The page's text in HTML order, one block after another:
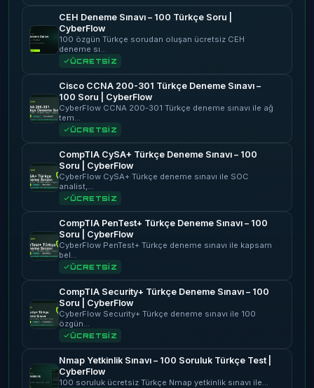
CEH Deneme Sınavı – 100 Türkçe Soru |
CyberFlow
100 özgün Türkçe sorudan oluşan ücretsiz CEH
deneme sı…
ÜCRETSİZ
Cisco CCNA 200-301 Türkçe Deneme Sınavı –
100 Soru | CyberFlow
CyberFlow CCNA 200-301 Türkçe deneme sınavı ile ağ
tem…
ÜCRETSİZ
CompTIA CySA+ Türkçe Deneme Sınavı – 100
Soru | CyberFlow
CyberFlow CySA+ Türkçe deneme sınavı ile SOC
analist,…
ÜCRETSİZ
CompTIA PenTest+ Türkçe Deneme Sınavı – 100
Soru | CyberFlow
CyberFlow PenTest+ Türkçe deneme sınavı ile kapsam
bel…
ÜCRETSİZ
CompTIA Security+ Türkçe Deneme Sınavı – 100
Soru | CyberFlow
CyberFlow Security+ Türkçe deneme sınavı ile 100
özgün…
ÜCRETSİZ
Nmap Yetkinlik Sınavı – 100 Soruluk Türkçe Test |
CyberFlow
100 soruluk ücretsiz Türkçe Nmap yetkinlik sınavı ile…